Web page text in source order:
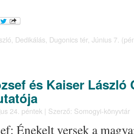
Dedikálás Dugonics tér, Június 7.
és Kaiser László
24. péntek | Szerző: Somogyi-könyvtár
Énekelt versek a